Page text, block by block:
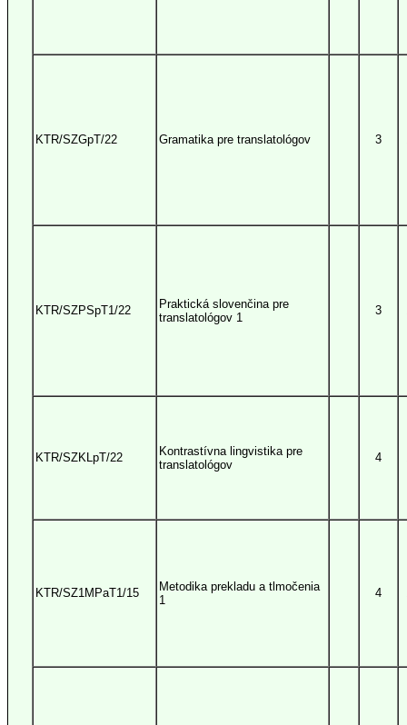
KTR/SZGpT/22 Gramatika pre translatológov 3
KTR/SZPSpT1/22
Praktická slovenčina pre
translatológov 1
3
KTR/SZKLpT/22
Kontrastívna lingvistika pre
translatológov
4
KTR/SZ1MPaT1/15
Metodika prekladu a tlmočenia
1
4